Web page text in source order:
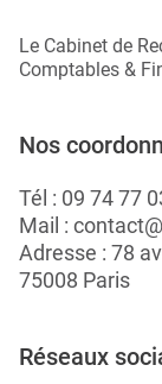
Le Cabinet de
Comptables &
Nos
Tél : 09 74 77
Mail :
Adresse : 78
75008 Paris
Réseaux